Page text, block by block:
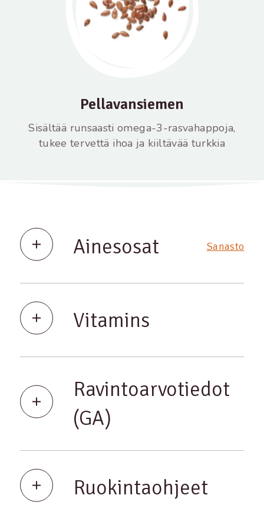
Pellavansiemen
Sisältää runsaasti omega-3-rasvahappoja,
tukee tervettä ihoa ja kiiltävää turkkia
Ainesosat Sanasto
Vitamins
Ravintoarvotiedot
(GA)
Ruokintaohjeet